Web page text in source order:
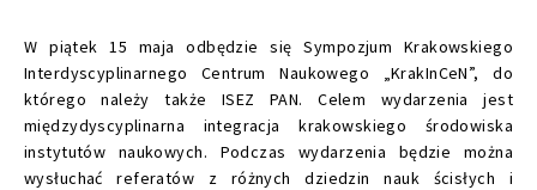
W piątek 15 maja odbędzie się Sympozjum Krakowskiego
Interdyscyplinarnego Centrum Naukowego „KrakInCeN”, do
którego należy także ISEZ PAN. Celem wydarzenia jest
międzydyscyplinarna integracja krakowskiego środowiska
instytutów naukowych. Podczas wydarzenia będzie można
wysłuchać referatów z różnych dziedzin nauk ścisłych i